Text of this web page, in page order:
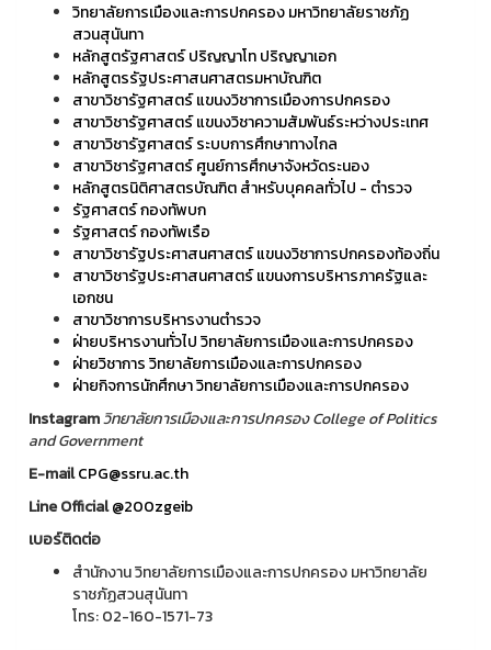
วิทยาลัยการเมืองและการปกครอง มหาวิทยาลัยราชภัฏ
สวนสุนันทา
หลักสูตรัฐศาสตร์ ปริญญาโท ปริญญาเอก
หลักสูตรรัฐประศาสนศาสตรมหาบัณฑิต
สาขาวิชารัฐศาสตร์ แขนงวิชาการเมืองการปกครอง
สาขาวิชารัฐศาสตร์ แขนงวิชาความสัมพันธ์ระหว่างประเทศ
สาขาวิชารัฐศาสตร์ ระบบการศึกษาทางไกล
สาขาวิชารัฐศาสตร์ ศูนย์การศึกษาจังหวัดระนอง
หลักสูตรนิติศาสตรบัณฑิต สำหรับบุคคลทั่วไป - ตำรวจ
รัฐศาสตร์ กองทัพบก
รัฐศาสตร์ กองทัพเรือ
สาขาวิชารัฐประศาสนศาสตร์ แขนงวิชาการปกครองท้องถิ่น
สาขาวิชารัฐประศาสนศาสตร์ แขนงการบริหารภาครัฐและ
เอกชน
สาขาวิชาการบริหารงานตำรวจ
ฝ่ายบริหารงานทั่วไป วิทยาลัยการเมืองและการปกครอง
ฝ่ายวิชาการ วิทยาลัยการเมืองและการปกครอง
ฝ่ายกิจการนักศึกษา วิทยาลัยการเมืองและการปกครอง
Instagramวิทยาลัยการเมืองและการปกครอง College of Politics
and Government
E-mailCPG@ssru.ac.th
Line Official@200zgeib
เบอร์ติดต่อ
สำนักงาน วิทยาลัยการเมืองและการปกครอง มหาวิทยาลัย
ราชภัฏสวนสุนันทา
โทร: 02-160-1571-73